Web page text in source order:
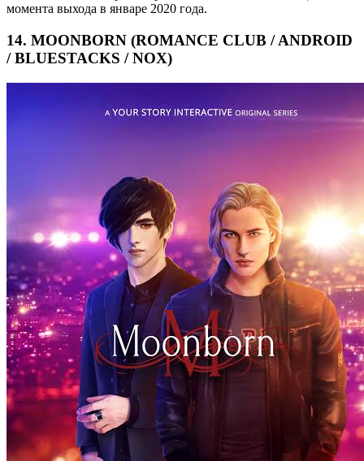
момента выхода в январе 2020 года.
14. MOONBORN (ROMANCE CLUB / ANDROID
/ BLUESTACKS / NOX)